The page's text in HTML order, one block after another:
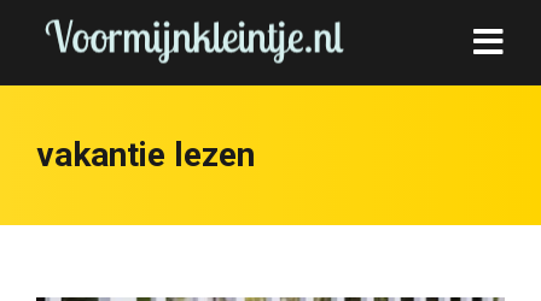
vakantie lezen